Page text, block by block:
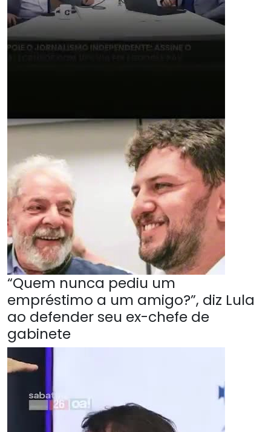
“Quem nunca pediu um
empréstimo a um amigo?”, diz Lula
ao defender seu ex-chefe de
gabinete